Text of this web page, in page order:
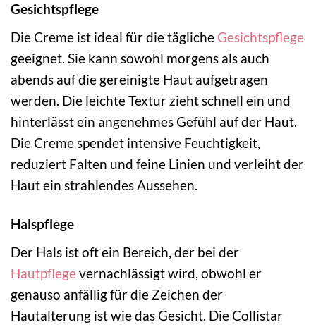
Gesichtspflege
Die Creme ist ideal für die tägliche Gesichtspflege
geeignet. Sie kann sowohl morgens als auch
abends auf die gereinigte Haut aufgetragen
werden. Die leichte Textur zieht schnell ein und
hinterlässt ein angenehmes Gefühl auf der Haut.
Die Creme spendet intensive Feuchtigkeit,
reduziert Falten und feine Linien und verleiht der
Haut ein strahlendes Aussehen.
Halspflege
Der Hals ist oft ein Bereich, der bei der
Hautpflegevernachlässigt wird, obwohl er
genauso anfällig für die Zeichen der
Hautalterung ist wie das Gesicht. Die Collistar